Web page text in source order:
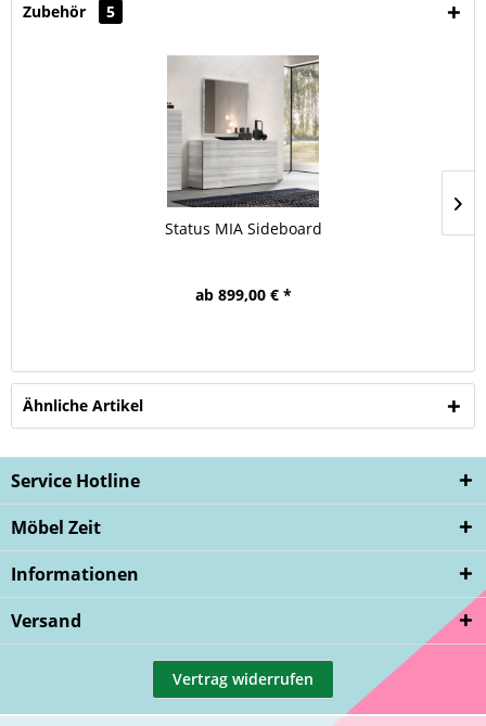
Zubehör 5
Status MIA Sideboard
ab 899,00 € *
Ähnliche Artikel
Service Hotline
Möbel Zeit
Informationen
Versand
Vertrag widerrufen